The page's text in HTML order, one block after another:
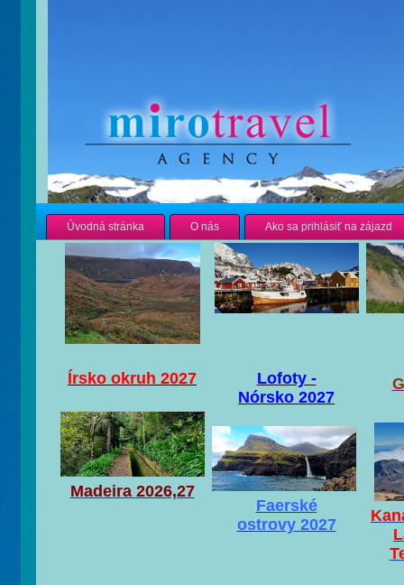
Úvodná stránka O nás Ako sa prihlásiť na zájazd
Írsko okruh 2027
Madeira 2026,27
Lofoty -
Nórsko 2027
Faerské
ostrovy 2027